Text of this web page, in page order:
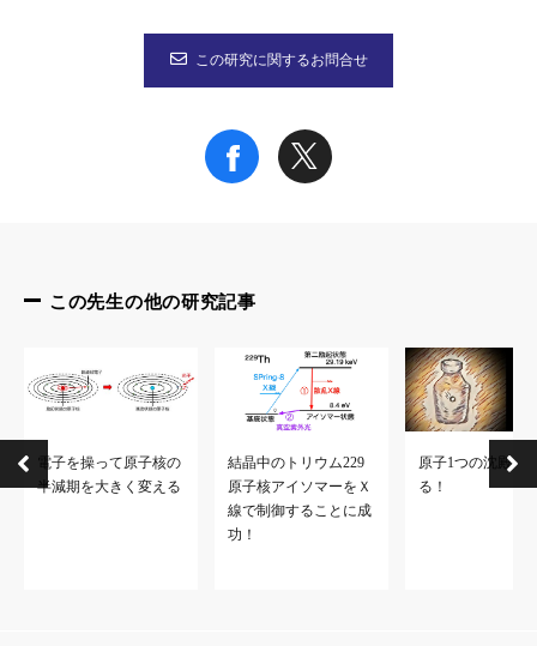
この研究に関するお問合せ
この先生の他の研究記事
電子を操って原子核の
半減期を大きく変える
結晶中のトリウム229
原子核アイソマーをＸ
線で制御することに成
功！
原子1つの沈殿を
る！